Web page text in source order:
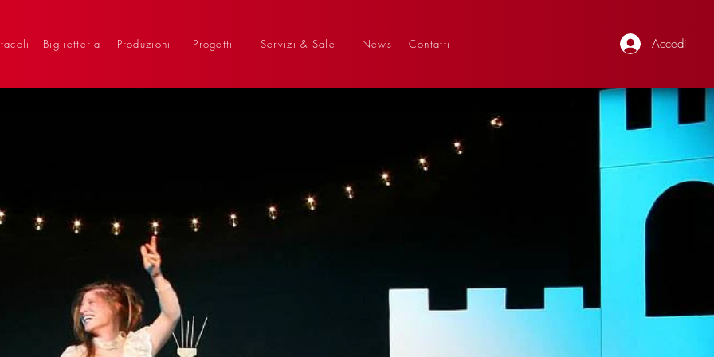
Accedi
Biglietteria Produzioni Progetti Servizi & Sale News Contatti